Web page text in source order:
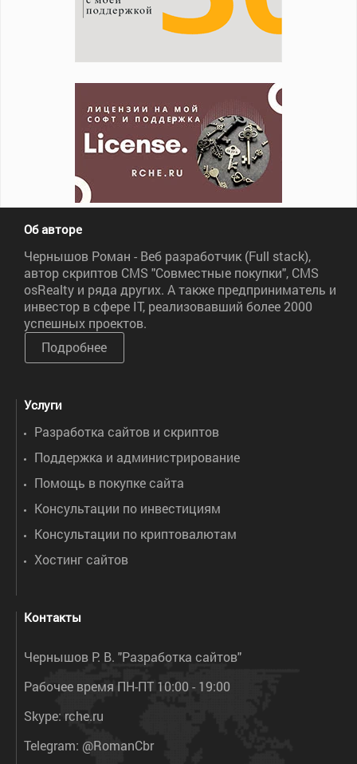
Об авторе
Чернышов Роман - Веб разработчик (Full stack),
автор скриптов CMS "Совместные покупки", CMS
osRealty и ряда других. А также предприниматель и
инвестор в сфере IT, реализовавший более 2000
успешных проектов.
Подробнее
Услуги
Разработка сайтов и скриптов
Поддержка и администрирование
Помощь в покупке сайта
Консультации по инвестициям
Консультации по криптовалютам
Хостинг сайтов
Контакты
Чернышов Р. В. "Разработка сайтов"
Рабочее время ПН-ПТ 10:00 - 19:00
Skype: rche.ru
Telegram: @RomanCbr